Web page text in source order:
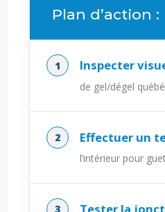
Plan d’action
Inspecter
de gel/dégel
Effectuer un
l’intérieur pour